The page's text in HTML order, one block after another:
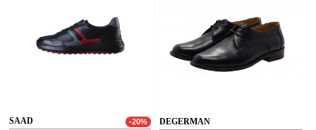
SAAD -20% DEGERMAN